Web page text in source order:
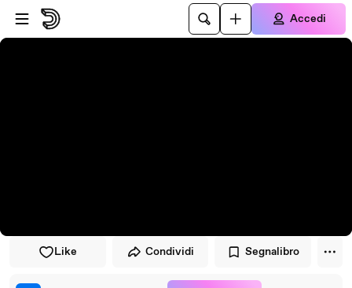
Vai al lettore
Passa al contenuto principale
Accedi
Like Condividi Segnalibro